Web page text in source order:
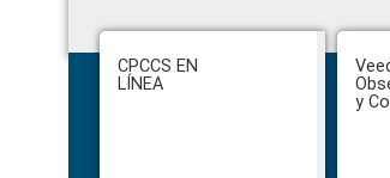
Footer
CPCCS EN
LÍNEA
y